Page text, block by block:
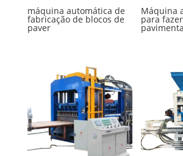
máquina automática de
fabricação de blocos de
paver
Máquina
para